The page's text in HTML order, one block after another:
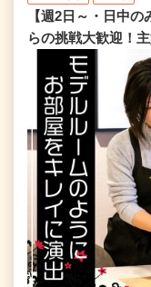
【週2日～・日中
らの挑戦大歓迎！